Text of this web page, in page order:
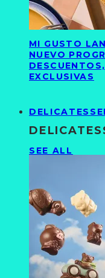
MI GUSTO
NUEVO
EXCLUSIVAS
SEE ALL